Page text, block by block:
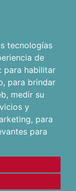
tecnologías
de
para habilitar
, para brindar
, medir su
y
, para
para